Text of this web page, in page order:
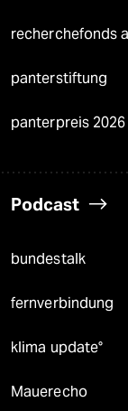
recherchefonds
panterstiftung
panterpreis 2026
Podcast
bundestalk
fernverbindung
klima update°
Mauerecho